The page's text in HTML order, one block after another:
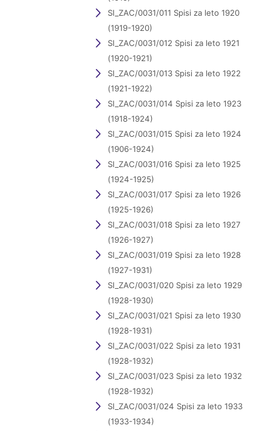
SI_ZAC/0031/011 Spisi za leto 1920
(1919-1920)
SI_ZAC/0031/012 Spisi za leto 1921
(1920-1921)
SI_ZAC/0031/013 Spisi za leto 1922
(1921-1922)
SI_ZAC/0031/014 Spisi za leto 1923
(1918-1924)
SI_ZAC/0031/015 Spisi za leto 1924
(1906-1924)
SI_ZAC/0031/016 Spisi za leto 1925
(1924-1925)
SI_ZAC/0031/017 Spisi za leto 1926
(1925-1926)
SI_ZAC/0031/018 Spisi za leto 1927
(1926-1927)
SI_ZAC/0031/019 Spisi za leto 1928
(1927-1931)
SI_ZAC/0031/020 Spisi za leto 1929
(1928-1930)
SI_ZAC/0031/021 Spisi za leto 1930
(1928-1931)
SI_ZAC/0031/022 Spisi za leto 1931
(1928-1932)
SI_ZAC/0031/023 Spisi za leto 1932
(1928-1932)
SI_ZAC/0031/024 Spisi za leto 1933
(1933-1934)